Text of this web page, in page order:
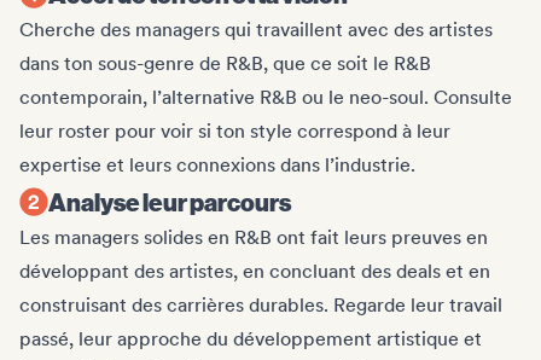
Cherche des managers qui travaillent avec des artistes
dans ton sous-genre de R&B, que ce soit le R&B
contemporain, l’alternative R&B ou le neo-soul. Consulte
leur roster pour voir si ton style correspond à leur
expertise et leurs connexions dans l’industrie.
Analyse leur parcours
Les managers solides en R&B ont fait leurs preuves en
développant des artistes, en concluant des deals et en
construisant des carrières durables. Regarde leur travail
passé, leur approche du développement artistique et